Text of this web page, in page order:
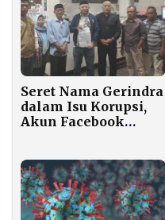
Seret Nama Gerindra
dalam Isu Korupsi,
Akun Facebook
Polres Malang